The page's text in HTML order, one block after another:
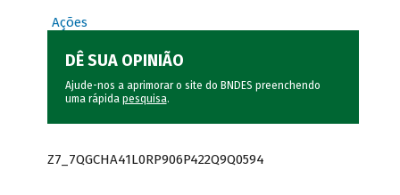
Ações
DÊ SUA OPINIÃO
Ajude-nos a aprimorar o site do BNDES preenchendo
uma rápida pesquisa.
Z7_7QGCHA41L0RP906P422Q9Q0594